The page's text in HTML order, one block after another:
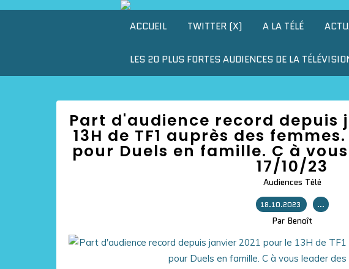
ACCUEIL TWITTER (X) A LA TÉLÉ
LES 20 PLUS FORTES AUDIENCES DE LA
Part d'audience record depuis
13H de TF1 auprès des
pour Duels en famille. C à
17/10/23
Audiences Télé
18.10.2023 …
Par Benoît